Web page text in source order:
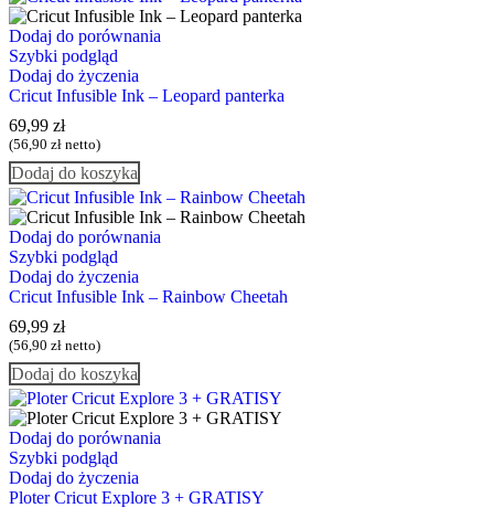
Dodaj do porównania
Szybki podgląd
Dodaj do życzenia
Cricut Infusible Ink – Leopard panterka
69,99 zł
(56,90 zł netto)
Dodaj do koszyka
Dodaj do porównania
Szybki podgląd
Dodaj do życzenia
Cricut Infusible Ink – Rainbow Cheetah
69,99 zł
(56,90 zł netto)
Dodaj do koszyka
Dodaj do porównania
Szybki podgląd
Dodaj do życzenia
Ploter Cricut Explore 3 + GRATISY